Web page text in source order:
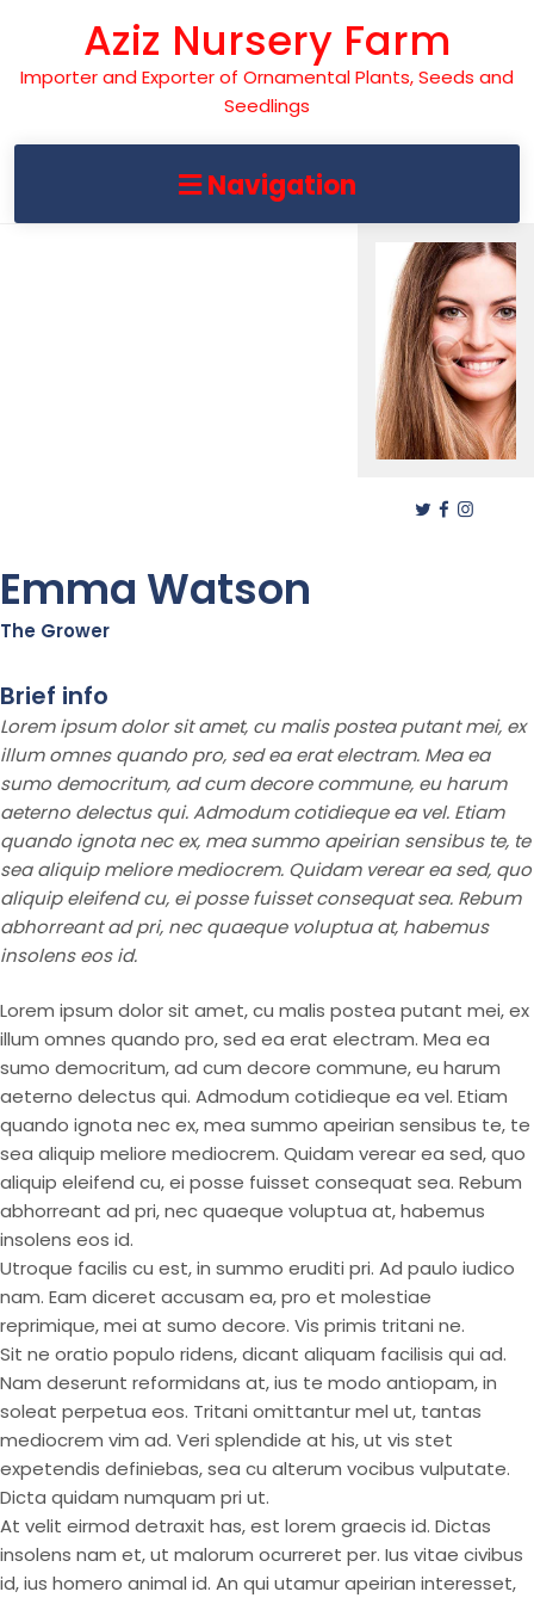
content
Aziz Nursery Farm
Importer and Exporter of Ornamental Plants, Seeds and
Seedlings
Navigation
Emma Watson
The Grower
Brief info
Lorem ipsum dolor sit amet, cu malis postea putant mei, ex
illum omnes quando pro, sed ea erat electram. Mea ea
sumo democritum, ad cum decore commune, eu harum
aeterno delectus qui. Admodum cotidieque ea vel. Etiam
quando ignota nec ex, mea summo apeirian sensibus te, te
sea aliquip meliore mediocrem. Quidam verear ea sed, quo
aliquip eleifend cu, ei posse fuisset consequat sea. Rebum
abhorreant ad pri, nec quaeque voluptua at, habemus
insolens eos id.
Lorem ipsum dolor sit amet, cu malis postea putant mei, ex
illum omnes quando pro, sed ea erat electram. Mea ea
sumo democritum, ad cum decore commune, eu harum
aeterno delectus qui. Admodum cotidieque ea vel. Etiam
quando ignota nec ex, mea summo apeirian sensibus te, te
sea aliquip meliore mediocrem. Quidam verear ea sed, quo
aliquip eleifend cu, ei posse fuisset consequat sea. Rebum
abhorreant ad pri, nec quaeque voluptua at, habemus
insolens eos id.
Utroque facilis cu est, in summo eruditi pri. Ad paulo iudico
nam. Eam diceret accusam ea, pro et molestiae
reprimique, mei at sumo decore. Vis primis tritani ne.
Sit ne oratio populo ridens, dicant aliquam facilisis qui ad.
Nam deserunt reformidans at, ius te modo antiopam, in
soleat perpetua eos. Tritani omittantur mel ut, tantas
mediocrem vim ad. Veri splendide at his, ut vis stet
expetendis definiebas, sea cu alterum vocibus vulputate.
Dicta quidam numquam pri ut.
At velit eirmod detraxit has, est lorem graecis id. Dictas
insolens nam et, ut malorum ocurreret per. Ius vitae civibus
id, ius homero animal id. An qui utamur apeirian interesset,